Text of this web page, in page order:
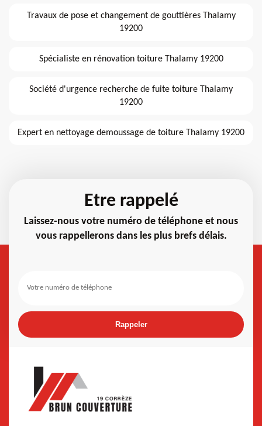
Travaux de pose et changement de gouttières Thalamy
19200
Spécialiste en rénovation toiture Thalamy 19200
Société d'urgence recherche de fuite toiture Thalamy
19200
Expert en nettoyage demoussage de toiture Thalamy 19200
Etre rappelé
Laissez-nous votre numéro de téléphone et nous
vous rappellerons dans les plus brefs délais.